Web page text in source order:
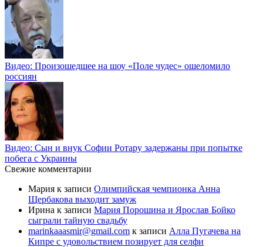
Видео: Произошедшее на шоу «Поле чудес» ошеломило
россиян
Видео: Сын и внук Софии Ротару задержаны при попытке
побега с Украины
Свежие комментарии
Мария к записи Олимпийская чемпионка Анна
Щербакова выходит замуж
Ирина к записи Мария Порошина и Ярослав Бойко
сыграли тайную свадьбу
marinkaaasmir@gmail.com к записи Алла Пугачева на
Кипре с удовольствием позирует для селфи